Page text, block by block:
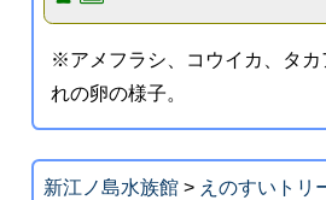
※アメフラシ、コウイカ、タカ
れの卵の様子。
新江ノ島水族館> えのすいトリ